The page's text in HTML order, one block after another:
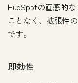
HubSpotの直感的
ことなく、拡張性
です。
即効性